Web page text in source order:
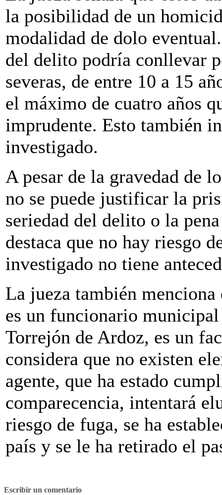
la posibilidad de un
modalidad de dolo
del delito podría conllevar
severas, de entre 10 a 15
el máximo de cuatro años
imprudente. Esto también
investigado.
A pesar de la gravedad de
no se puede justificar la
seriedad del delito o la
destaca que no hay riesgo
investigado no tiene
La jueza también
es un funcionario
Torrejón de Ardoz, es un
considera que no existen
agente, que ha estado
comparecencia, intentará
riesgo de fuga, se ha
país y se le ha retirado el
Escribir un comentario